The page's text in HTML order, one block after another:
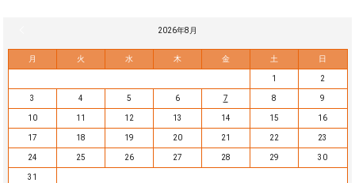
2026年8月
月 火 水 木 金 土 日
1 2
3 4 5 6 7 8 9
10 11 12 13 14 15 16
17 18 19 20 21 22 23
24 25 26 27 28 29 30
31